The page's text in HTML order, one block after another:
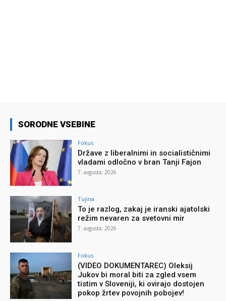
SORODNE VSEBINE
Fokus
Države z liberalnimi in socialističnimi
vladami odločno v bran Tanji Fajon
7. avgusta, 2026
Tujina
To je razlog, zakaj je iranski ajatolski
režim nevaren za svetovni mir
7. avgusta, 2026
Fokus
(VIDEO DOKUMENTAREC) Oleksij
Jukov bi moral biti za zgled vsem
tistim v Sloveniji, ki ovirajo dostojen
pokop žrtev povojnih pobojev!